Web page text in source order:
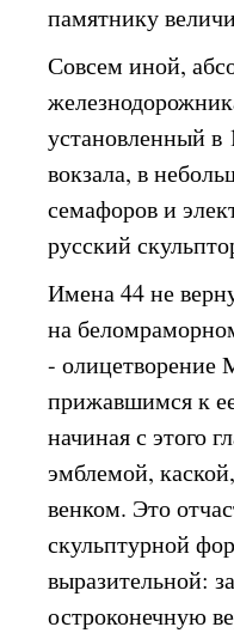
памятнику
Совсем иной,
установленный в
вокзала, в
семафоров и
русский
Имена 44 не
на
- олицетворение
прижавшимся к
начиная с этого
эмблемой,
венком. Это
скульптурной
выразительной:
остроконечную